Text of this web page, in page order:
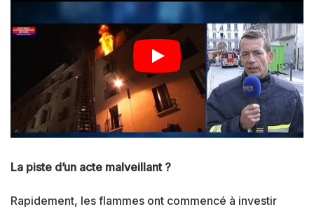
La piste d’un acte malveillant ?
Rapidement, les flammes ont commencé à investir